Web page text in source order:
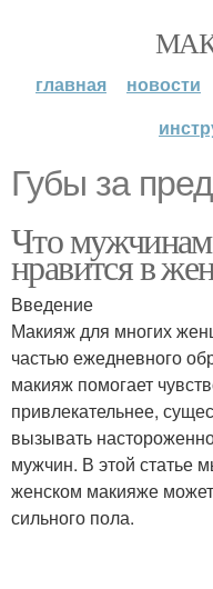
главная новости
Губы за
Что мужчинам
нравится в
Введение
Макияж для многих
частью ежедневного
макияж помогает
привлекательнее,
вызывать
мужчин. В этой статье
женском макияже
сильного пола.